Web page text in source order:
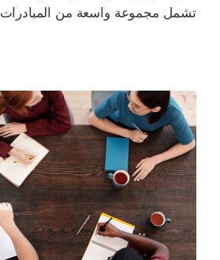
تشمل مجموعة واسعة من المبادرات